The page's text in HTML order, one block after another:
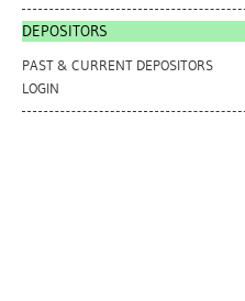
DEPOSITORS
PAST & CURRENT DEPOSITORS
LOGIN